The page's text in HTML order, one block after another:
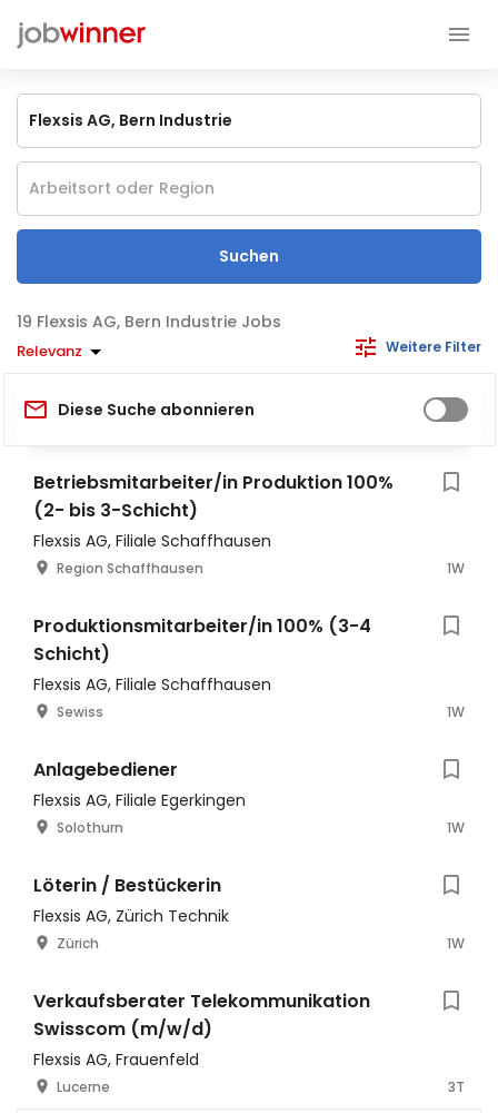
Suchen
Flexsis AG, Bern Industrie Jobs
Relevanz Weitere Filter
Diese Suche abonnieren
Betriebsmitarbeiter/in Produktion 100%
(2- bis 3-Schicht)
Flexsis AG, Filiale Schaffhausen
Region Schaffhausen 1W
Produktionsmitarbeiter/in 100% (3-4
Schicht)
Flexsis AG, Filiale Schaffhausen
Sewiss 1W
Anlagebediener
Flexsis AG, Filiale Egerkingen
Solothurn 1W
Löterin / Bestückerin
Flexsis AG, Zürich Technik
Zürich 1W
Verkaufsberater Telekommunikation
Swisscom (m/w/d)
Flexsis AG, Frauenfeld
Lucerne 3T